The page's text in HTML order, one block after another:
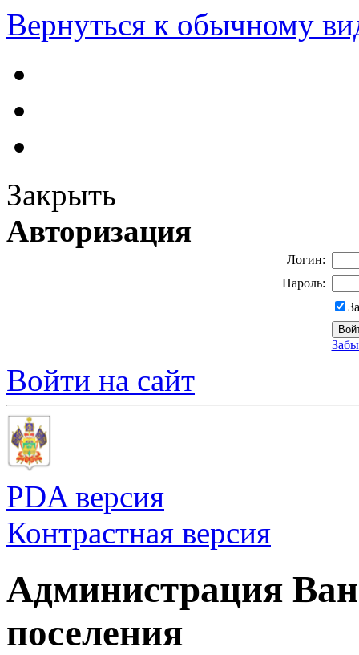
Вернуться к обычному
Закрыть
Авторизация
Логин:
Пароль:
Войти на сайт
PDA версия
Контрастная версия
Администрация
поселения